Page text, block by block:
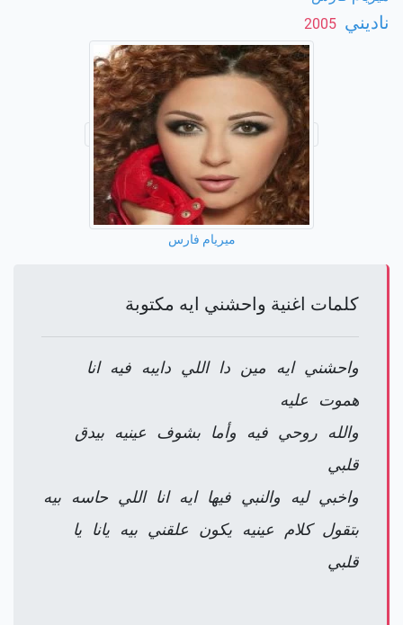
ناديني
ميريام فارس
كلمات اغنية واحشني ايه مكتوبة
واحشني ايه مين دا اللي دايبه فيه انا
هموت عليه
والله روحي فيه وأما بشوف عينيه بيدق
قلبي
واخبي ليه والنبي فيها ايه انا اللي حاسه بيه
بتقول كلام عينيه يكون علقني بيه يانا يا
قلبي